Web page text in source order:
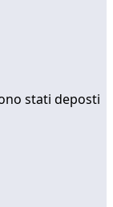
stati deposti